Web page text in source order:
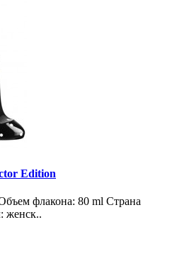
Edition
флакона: 80 ml Страна
женск..